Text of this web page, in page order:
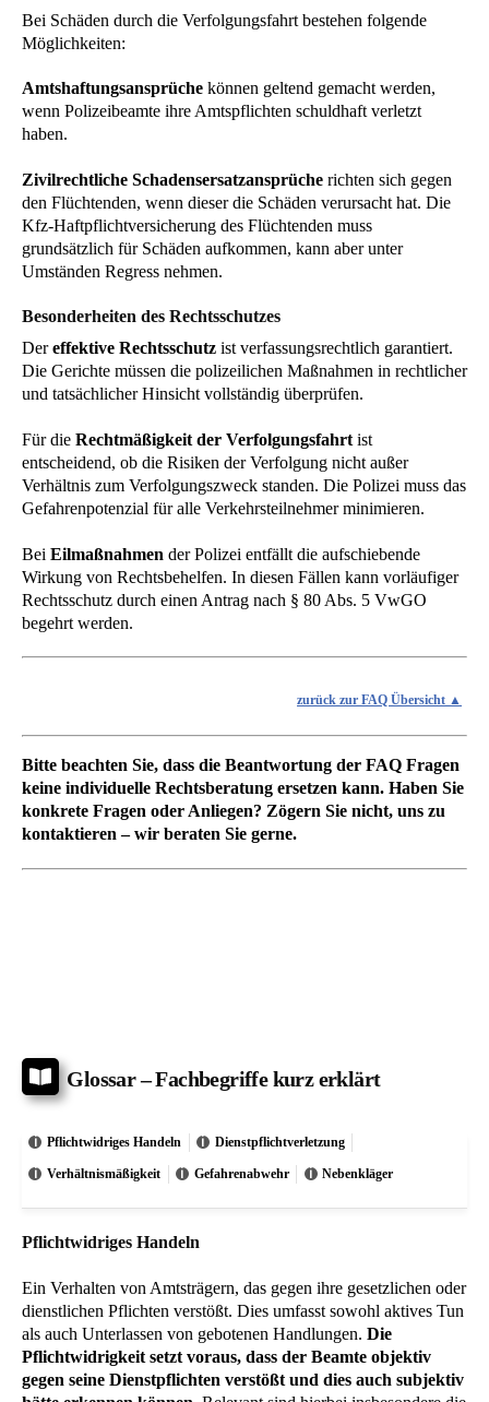
Bei Schäden durch die Verfolgungsfahrt bestehen folgende
Möglichkeiten:
Amtshaftungsansprüche können geltend gemacht werden,
wenn Polizeibeamte ihre Amtspflichten schuldhaft verletzt
haben.
Zivilrechtliche Schadensersatzansprüche richten sich gegen
den Flüchtenden, wenn dieser die Schäden verursacht hat. Die
Kfz-Haftpflichtversicherung des Flüchtenden muss
grundsätzlich für Schäden aufkommen, kann aber unter
Umständen Regress nehmen.
Besonderheiten des Rechtsschutzes
Dereffektive Rechtsschutz ist verfassungsrechtlich garantiert.
Die Gerichte müssen die polizeilichen Maßnahmen in rechtlicher
und tatsächlicher Hinsicht vollständig überprüfen.
Für die Rechtmäßigkeit der Verfolgungsfahrt ist
entscheidend, ob die Risiken der Verfolgung nicht außer
Verhältnis zum Verfolgungszweck standen. Die Polizei muss das
Gefahrenpotenzial für alle Verkehrsteilnehmer minimieren.
Bei Eilmaßnahmen der Polizei entfällt die aufschiebende
Wirkung von Rechtsbehelfen. In diesen Fällen kann vorläufiger
Rechtsschutz durch einen Antrag nach § 80 Abs. 5 VwGO
begehrt werden.
zurück zur FAQ Übersicht
Bitte beachten Sie, dass die Beantwortung der FAQ Fragen
keine individuelle Rechtsberatung ersetzen kann. Haben Sie
konkrete Fragen oder Anliegen? Zögern Sie nicht, uns zu
kontaktieren – wir beraten Sie gerne.
Glossar – Fachbegriffe kurz erklärt
Pflichtwidriges Handeln Dienstpflichtverletzung
Verhältnismäßigkeit Gefahrenabwehr Nebenkläger
Pflichtwidriges Handeln
Ein Verhalten von Amtsträgern, das gegen ihre gesetzlichen oder
dienstlichen Pflichten verstößt. Dies umfasst sowohl aktives Tun
als auch Unterlassen von gebotenen Handlungen. Die
Pflichtwidrigkeit setzt voraus, dass der Beamte objektiv
gegen seine Dienstpflichten verstößt und dies auch subjektiv